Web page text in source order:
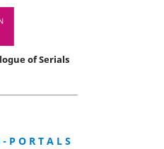
of Serials
P O R T A L S